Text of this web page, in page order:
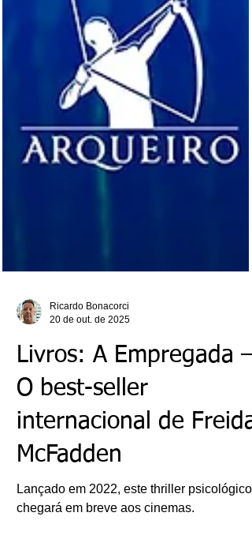
Ricardo Bonacorci
20 de out. de 2025
Livros: A Empregada –
O best-seller
internacional de Freida
McFadden